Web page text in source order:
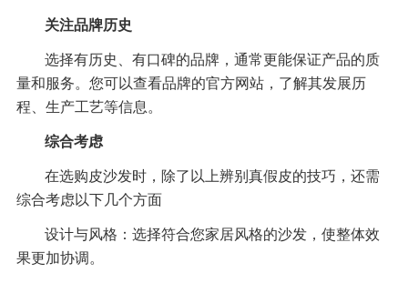
关注品牌历史
选择有历史、有口碑的品牌，通常更能保证产品的质
量和服务。您可以查看品牌的官方网站，了解其发展历
程、生产工艺等信息。
综合考虑
在选购皮沙发时，除了以上辨别真假皮的技巧，还需
综合考虑以下几个方面
设计与风格：选择符合您家居风格的沙发，使整体效
果更加协调。